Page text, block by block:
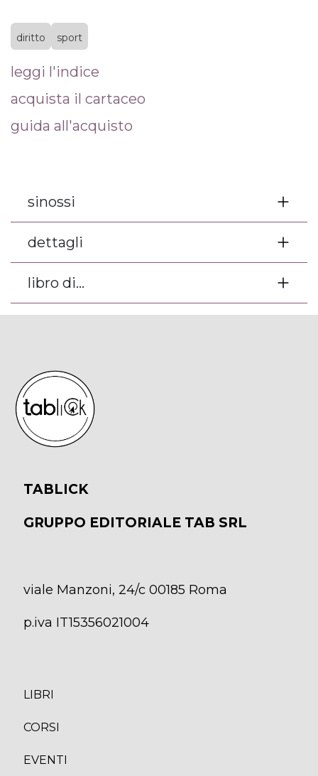
diritto sport
leggi l'indice
acquista il cartaceo
guida all'acquisto
sinossi
dettagli
libro di...
TABLICK
GRUPPO EDITORIALE TAB SRL
viale Manzoni, 24/c 00185 Roma
p.iva IT15356021004
LIBRI
CORS
EVENTI